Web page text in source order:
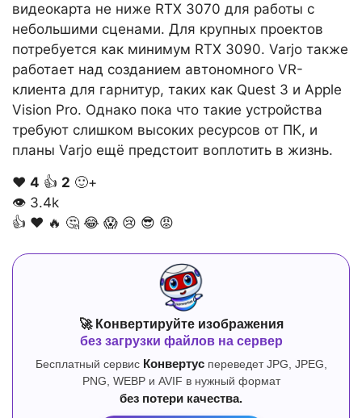
видеокарта не ниже RTX 3070 для работы с
небольшими сценами. Для крупных проектов
потребуется как минимум RTX 3090. Varjo также
работает над созданием автономного VR-
клиента для гарнитур, таких как Quest 3 и Apple
Vision Pro. Однако пока что такие устройства
требуют слишком высоких ресурсов от ПК, и
планы Varjo ещё предстоит воплотить в жизнь.
❤️ 4 👍 2 🙂+
👁 3.4k
👍 ❤️ 🔥 🤔 😂 😱 😢 😎 😡
🚀 Конвертируйте изображения
без загрузки файлов на сервер
Бесплатный сервис Конвертуспереведет JPG, JPEG,
PNG, WEBP и AVIF в нужный формат
без потери качества.